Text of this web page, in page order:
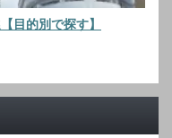
目的別で探す】